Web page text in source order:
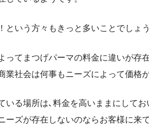
という方々もきっと多いことでしょう
ってまつげパーマの料金に違いが存
業社会は何事もニーズによって価格
いる場所は､料金を高いままにして
ーズが存在しないのならお客様に来